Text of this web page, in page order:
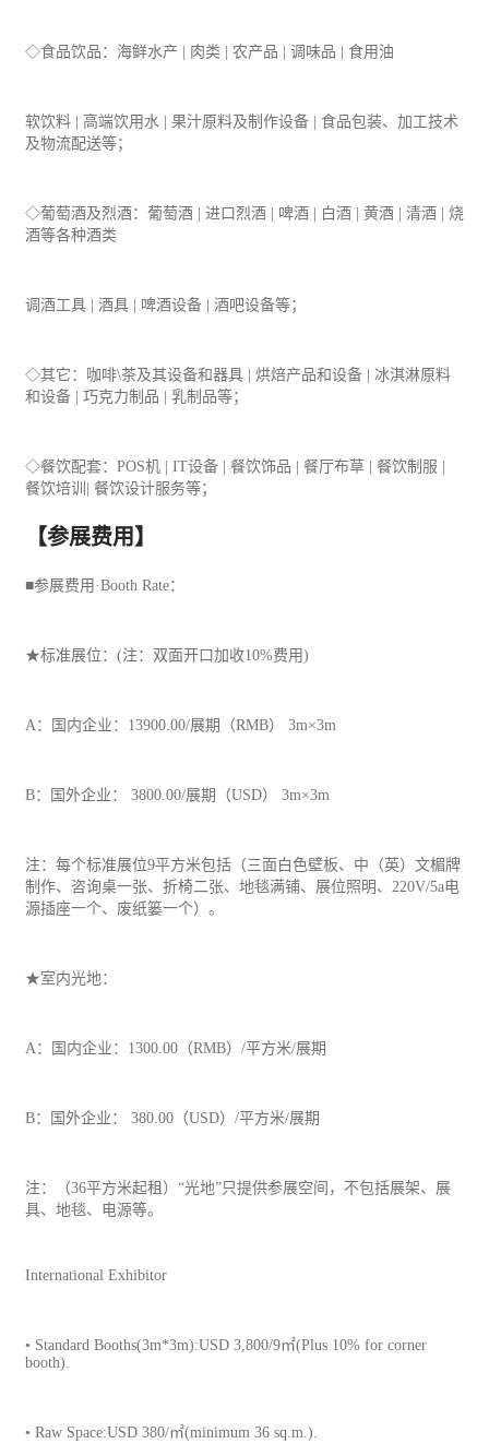
◇食品饮品：海鲜水产 | 肉类 | 农产品 | 调味品 | 食用油
软饮料 | 高端饮用水 | 果汁原料及制作设备 | 食品包装、加工技术
及物流配送等；
◇葡萄酒及烈酒：葡萄酒 | 进口烈酒 | 啤酒 | 白酒 | 黄酒 | 清酒 | 烧
酒等各种酒类
调酒工具 | 酒具 | 啤酒设备 | 酒吧设备等；
◇其它：咖啡\茶及其设备和器具 | 烘焙产品和设备 | 冰淇淋原料
和设备 | 巧克力制品 | 乳制品等；
◇餐饮配套：POS机 | IT设备 | 餐饮饰品 | 餐厅布草 | 餐饮制服 |
餐饮培训| 餐饮设计服务等；
【参展费用】
■参展费用·Booth Rate：
★标准展位：(注：双面开口加收10%费用)
A：国内企业：13900.00/展期（RMB） 3m×3m
B：国外企业： 3800.00/展期（USD） 3m×3m
注：每个标准展位9平方米包括（三面白色壁板、中（英）文楣牌
制作、咨询桌一张、折椅二张、地毯满铺、展位照明、220V/5a电
源插座一个、废纸篓一个）。
★室内光地：
A：国内企业：1300.00（RMB）/平方米/展期
B：国外企业： 380.00（USD）/平方米/展期
注：（36平方米起租）“光地”只提供参展空间，不包括展架、展
具、地毯、电源等。
International Exhibitor
• Standard Booths(3m*3m):USD 3,800/9㎡(Plus 10% for corner
booth).
• Raw Space:USD 380/㎡(minimum 36 sq.m.).